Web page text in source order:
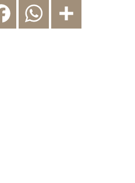
Facebook WhatsApp